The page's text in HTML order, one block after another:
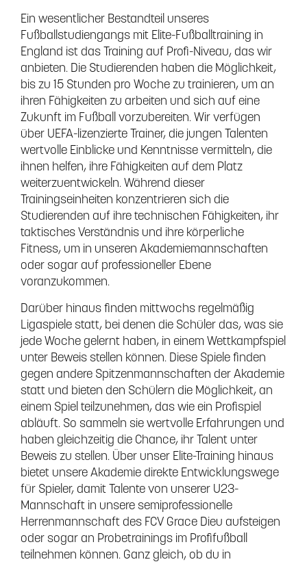
Ein wesentlicher Bestandteil unseres
Fußballstudiengangs mit Elite-Fußballtraining in
England ist das Training auf Profi-Niveau, das wir
anbieten. Die Studierenden haben die Möglichkeit,
bis zu 15 Stunden pro Woche zu trainieren, um an
ihren Fähigkeiten zu arbeiten und sich auf eine
Zukunft im Fußball vorzubereiten. Wir verfügen
über UEFA-lizenzierte Trainer, die jungen Talenten
wertvolle Einblicke und Kenntnisse vermitteln, die
ihnen helfen, ihre Fähigkeiten auf dem Platz
weiterzuentwickeln. Während dieser
Trainingseinheiten konzentrieren sich die
Studierenden auf ihre technischen Fähigkeiten, ihr
taktisches Verständnis und ihre körperliche
Fitness, um in unseren Akademiemannschaften
oder sogar auf professioneller Ebene
voranzukommen.
Darüber hinaus finden mittwochs regelmäßig
Ligaspiele statt, bei denen die Schüler das, was sie
jede Woche gelernt haben, in einem Wettkampfspiel
unter Beweis stellen können. Diese Spiele finden
gegen andere Spitzenmannschaften der Akademie
statt und bieten den Schülern die Möglichkeit, an
einem Spiel teilzunehmen, das wie ein Profispiel
abläuft. So sammeln sie wertvolle Erfahrungen und
haben gleichzeitig die Chance, ihr Talent unter
Beweis zu stellen. Über unser Elite-Training hinaus
bietet unsere Akademie direkte Entwicklungswege
für Spieler, damit Talente von unserer U23-
Mannschaft in unsere semiprofessionelle
Herrenmannschaft des FCV Grace Dieu aufsteigen
oder sogar an Probetrainings im Profifußball
teilnehmen können. Ganz gleich, ob du in